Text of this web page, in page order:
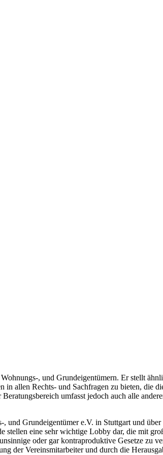
, und Grundeigentümern. Er stellt
allen Rechts- und Sachfragen zu bieten, die
umfasst jedoch auch alle
Grundeigentümer e.V. in Stuttgart und
stellen eine sehr wichtige Lobby dar, die mit
oder gar kontraproduktive Gesetze zu
der Vereinsmitarbeiter und durch die